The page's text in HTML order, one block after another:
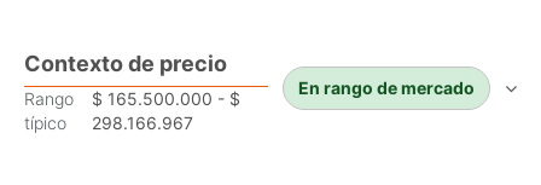
Contexto de precio
Rango
típico
$ 165.500.000 - $
298.166.967
En rango de mercado